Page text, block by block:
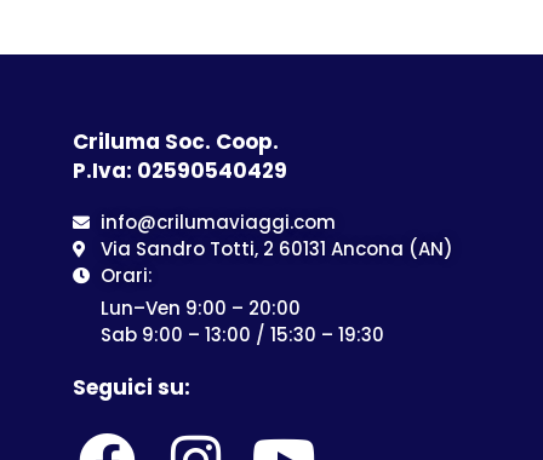
Criluma Soc. Coop.
P.Iva: 02590540429
info@crilumaviaggi.com
Via Sandro Totti, 2 60131 Ancona (AN)
Orari:
Lun–Ven 9:00 – 20:00
Sab 9:00 – 13:00 / 15:30 – 19:30
Seguici su: